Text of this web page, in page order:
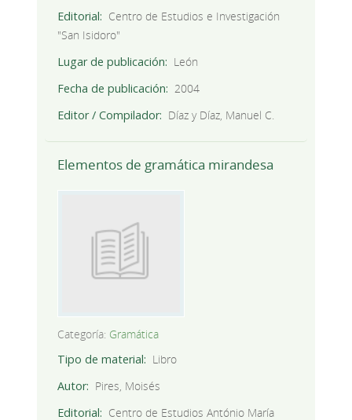
Editorial
Centro de Estudios e Investigación
"San Isidoro"
Lugar de publicación
León
Fecha de publicación
2004
Editor / Compilador
Díaz y Díaz, Manuel C.
Elementos de gramática mirandesa
Categoría: Gramática
Tipo de material
Libro
Autor
Pires, Moisés
Editorial
Centro de Estudios António María